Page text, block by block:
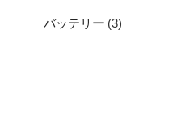
バッテリー (3)